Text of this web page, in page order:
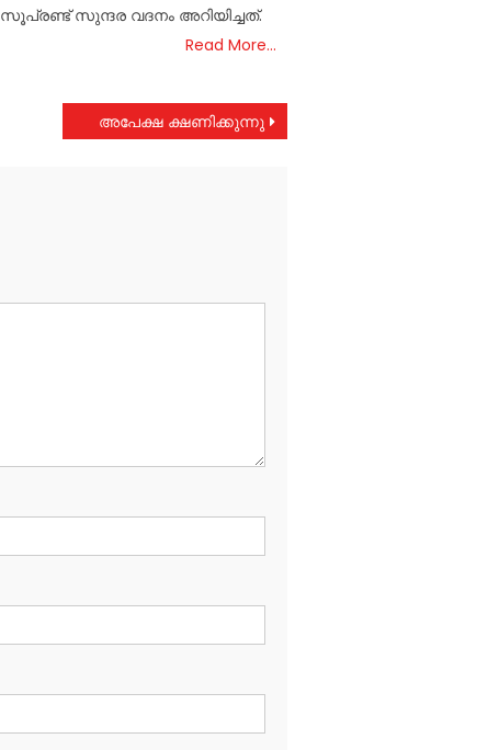
സൂപ്രണ്ട് സുന്ദര വദനം അറിയിച്ചത്.
Read More…
അപേക്ഷ ക്ഷണിക്കുന്നു